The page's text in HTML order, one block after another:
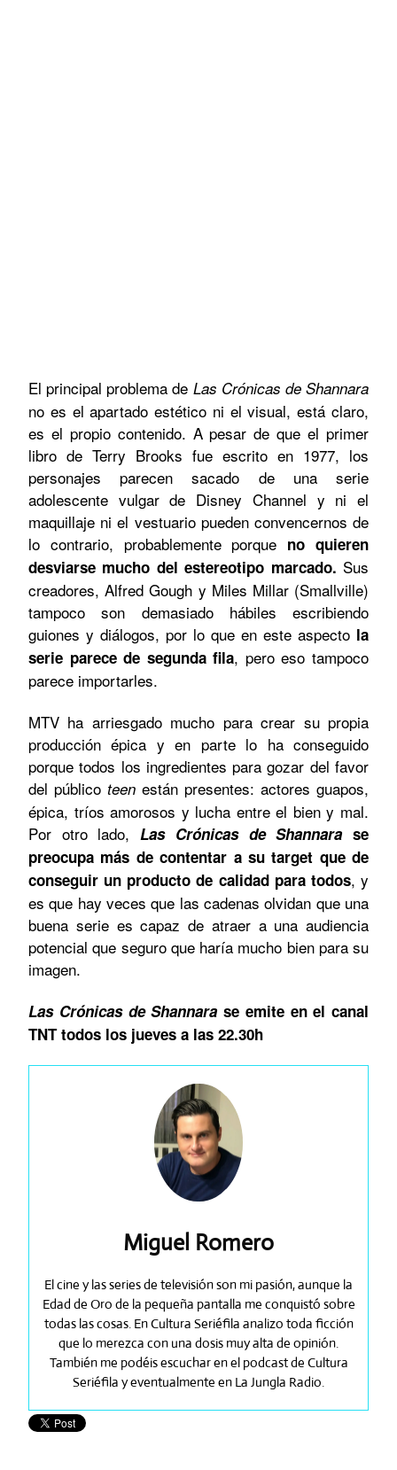
El principal problema de Las Crónicas de Shannara
no es el apartado estético ni el visual, está claro,
es el propio contenido. A pesar de que el primer
libro de Terry Brooks fue escrito en 1977, los
personajes parecen sacado de una serie
adolescente vulgar de Disney Channel y ni el
maquillaje ni el vestuario pueden convencernos de
lo contrario, probablemente porque no quieren
desviarse mucho del estereotipo marcado. Sus
creadores, Alfred Gough y Miles Millar (Smallville)
tampoco son demasiado hábiles escribiendo
guiones y diálogos, por lo que en este aspecto la
serie parece de segunda fila, pero eso tampoco
parece importarles.
MTV ha arriesgado mucho para crear su propia
producción épica y en parte lo ha conseguido
porque todos los ingredientes para gozar del favor
del público teen están presentes: actores guapos,
épica, tríos amorosos y lucha entre el bien y mal.
Por otro lado, Las Crónicas de Shannara se
preocupa más de contentar a su target que de
conseguir un producto de calidad para todos, y
es que hay veces que las cadenas olvidan que una
buena serie es capaz de atraer a una audiencia
potencial que seguro que haría mucho bien para su
imagen.
Las Crónicas de Shannara se emite en el canal
TNT todos los jueves a las 22.30h
Miguel Romero
El cine y las series de televisión son mi pasión, aunque la
Edad de Oro de la pequeña pantalla me conquistó sobre
todas las cosas. En Cultura Seriéfila analizo toda ficción
que lo merezca con una dosis muy alta de opinión.
También me podéis escuchar en el podcast de Cultura
Seriéfila y eventualmente en La Jungla Radio.